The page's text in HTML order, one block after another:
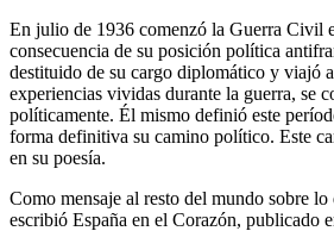
En julio de 1936 comenzó la Guerra Civil
consecuencia de su posición política
destituido de su cargo diplomático y viajó
experiencias vividas durante la guerra, se
políticamente. Él mismo definió este
forma definitiva su camino político. Este
en su poesía.
Como mensaje al resto del mundo sobre lo
escribió España en el Corazón, publicado